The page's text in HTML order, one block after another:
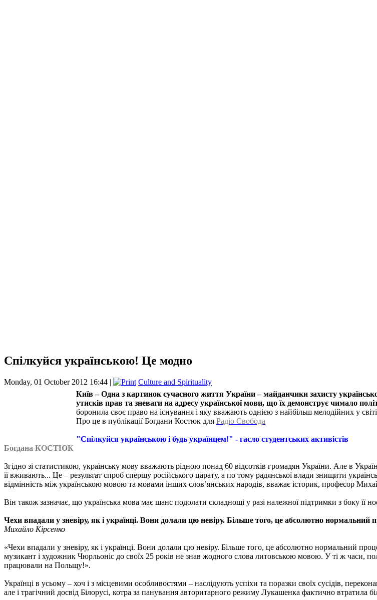
Спілкуйся українською! Це модно
Monday, 01 October 2012 16:44 |
Culture and Spirituality
Київ – Одна з картинок сучасного життя України – майданчики захисту
утисків прав та зневаги на адресу української мови, що їх демонструє чимало
боронила своє право на існування і яку вважають однією з найбільш мелодійних у
Про це в публікації Богдани Костюк для Радіо Свобода
"Спілкуйся українською і будь українцем!" - гасло студентських активістів
Богдана КОСТЮК
Згідно зі статистикою, українську мову вважають рідною понад 60 відсотків громадян України. Але в
її вживають... Це – результат спроб спершу російського царату, а по тому радянської влади знищити
відмінність між українською мовою та мовами інших слов’янських народів, вважає історик, професор
Він також зазначає, що українська мова має шанс подолати складнощі у разі належної підтримки з боку її
Чехи впадали у зневіру, як і українці. Вони долали цю невіру. Більше того, це абсолютно нормальний
Михайло Кірсенко
«Чехи впадали у зневіру, як і українці. Вони долали цю невіру. Більше того, це абсолютно нормальний
музикант і художник Чюрльоніс до своїх 25 років не знав жодного слова литовською мовою. У ті ж часи,
працювали на Польщу!».
Українці в усьому – хоч і з місцевими особливостями – наслідують успіхи та поразки своїх сусідів,
але і трагічний досвід Білорусі, котра за панування авторитарного режиму Лукашенка фактично втратила